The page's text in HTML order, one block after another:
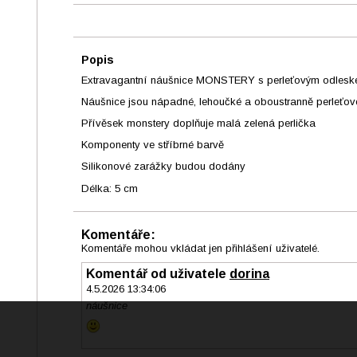
Popis
Extravagantní náušnice MONSTERY s perleťovým
Náušnice jsou nápadné, lehoučké a oboustranně
Přívěsek monstery doplňuje malá zelená perlička
Komponenty ve stříbrné barvě
Silikonové zarážky budou dodány
Délka: 5 cm
Komentáře:
Komentáře mohou vkládat jen přihlášení uživatelé.
Komentář od uživatele dorina
4.5.2026 13:34:06
náušnice